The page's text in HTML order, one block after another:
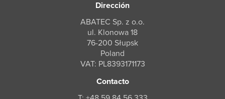
Dirección
ABATEC Sp. z o.o.
ul. Klonowa 18
76-200 Słupsk
Poland
VAT: PL8393171173
Contacto